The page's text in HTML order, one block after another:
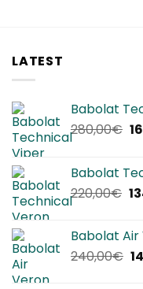
LATEST
Babolat
280,00€ Il
Babolat
220,00€ Il
Babolat Air
240,00€ Il